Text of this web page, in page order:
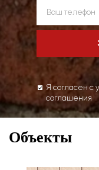
Я согласен с
соглашения
Объекты